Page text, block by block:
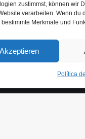
zustimmst, können wir
verarbeiten. Wenn du
bestimmte Merkmale und
Akzeptieren
Política
28020, Madrid, España